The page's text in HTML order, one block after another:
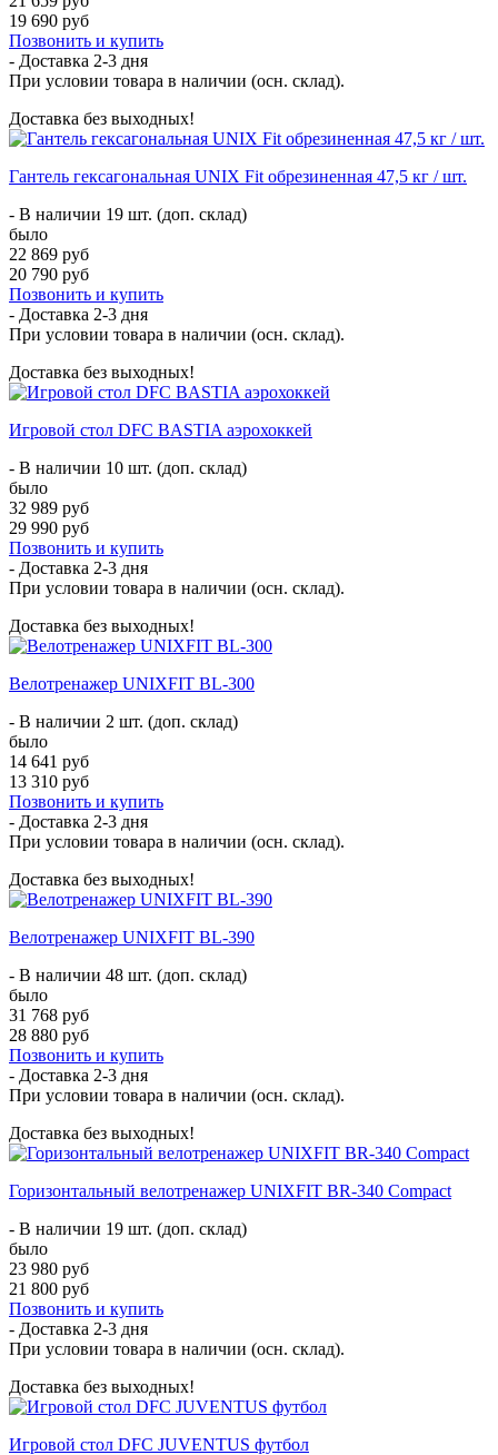
19 690 руб
Позвонить и купить
- Доставка 2-3 дня
При условии товара в наличии (осн. склад).
Доставка без выходных!
Гантель гексагональная UNIX Fit обрезиненная 47,5 кг / шт.
- В наличии 19 шт. (доп. склад)
было
22 869 руб
20 790 руб
Позвонить и купить
- Доставка 2-3 дня
При условии товара в наличии (осн. склад).
Доставка без выходных!
Игровой стол DFC BASTIA аэрохоккей
- В наличии 10 шт. (доп. склад)
было
32 989 руб
29 990 руб
Позвонить и купить
- Доставка 2-3 дня
При условии товара в наличии (осн. склад).
Доставка без выходных!
Велотренажер UNIXFIT BL-300
- В наличии 2 шт. (доп. склад)
было
14 641 руб
13 310 руб
Позвонить и купить
- Доставка 2-3 дня
При условии товара в наличии (осн. склад).
Доставка без выходных!
Велотренажер UNIXFIT BL-390
- В наличии 48 шт. (доп. склад)
было
31 768 руб
28 880 руб
Позвонить и купить
- Доставка 2-3 дня
При условии товара в наличии (осн. склад).
Доставка без выходных!
Горизонтальный велотренажер UNIXFIT BR-340 Compact
- В наличии 19 шт. (доп. склад)
было
23 980 руб
21 800 руб
Позвонить и купить
- Доставка 2-3 дня
При условии товара в наличии (осн. склад).
Доставка без выходных!
Игровой стол DFC JUVENTUS футбол